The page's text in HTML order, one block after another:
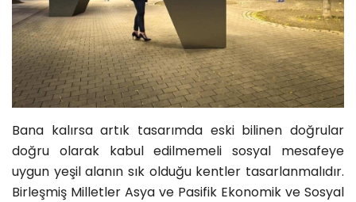
Bana kalırsa artık tasarımda eski bilinen doğrular
doğru olarak kabul edilmemeli sosyal mesafeye
uygun yeşil alanın sık olduğu kentler tasarlanmalıdır.
Birleşmiş Milletler Asya ve Pasifik Ekonomik ve Sosyal